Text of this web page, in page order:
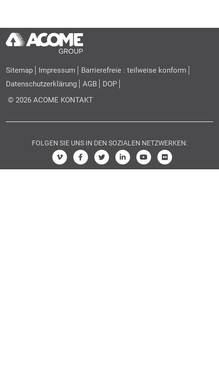
Sitemap Impressum
Barrierefreie : teilweise konform
Datenschutzerklärung
AGB
DOP
© 2026 ACOME KONTAKT
FOLGEN SIE UNS IN DEN SOZIALEN NETZWERKEN: